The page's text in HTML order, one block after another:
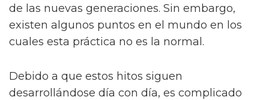
de las nuevas generaciones. Sin embargo,
existen algunos puntos en el mundo en los
cuales esta práctica no es la normal.
Debido a que estos hitos siguen
desarrollándose día con día, es complicado